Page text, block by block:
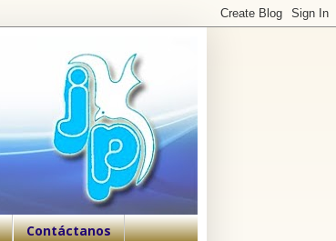
Contáctanos